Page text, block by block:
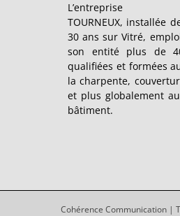
L’entreprise
TOURNEUX, installée
30 ans sur Vitré,
son entité plus de
qualifiées et formées
la charpente,
et plus globalement
bâtiment.
Cohérence Communication |